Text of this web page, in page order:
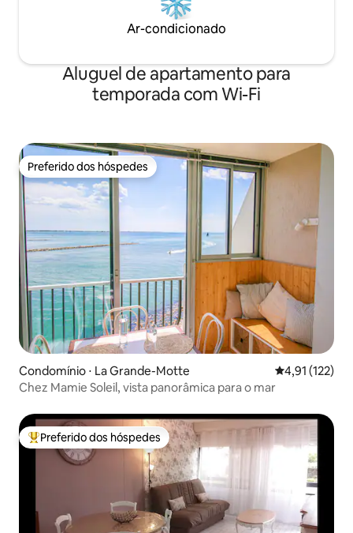
Ar-condicionado
Aluguel de apartamento para
temporada com Wi-Fi
Preferido dos hóspedes
Preferido dos hóspedes
Condomínio ⋅ La Grande-Motte 4,91 de uma
4,91 (122)
Chez Mamie Soleil, vista panorâmica para o mar
Entre os melhores preferidos dos hóspedes
Preferido dos hóspedes